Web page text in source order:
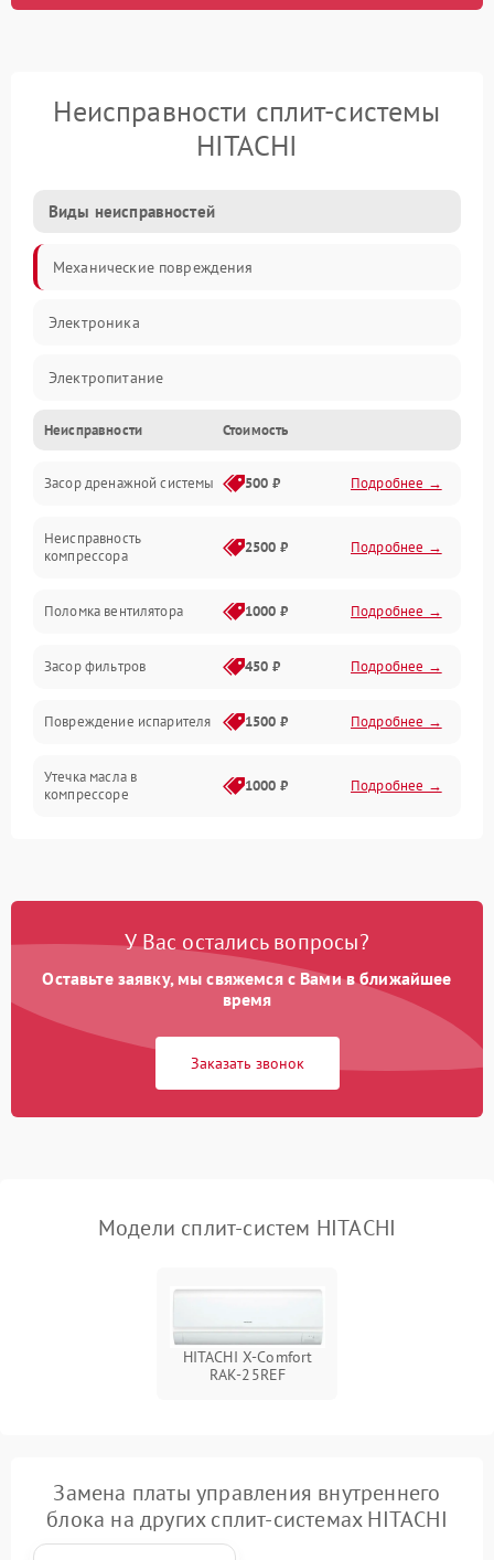
Неисправности сплит-системы
HITACHI
Виды неисправностей
Механические повреждения
Электроника
Электропитание
Вентиляция
Холод
Обогрев
Неисправности Стоимость
Засор дренажной системы 500 ₽ Подробнее →
Неисправность
компрессора
2500 ₽ Подробнее →
Поломка вентилятора 1000 ₽ Подробнее →
Засор фильтров 450 ₽ Подробнее →
Повреждение испарителя 1500 ₽ Подробнее →
Утечка масла в
компрессоре
1000 ₽ Подробнее →
четырехходового клапана
Подробнее →
вентилятора
750 ₽ Подробнее →
У Вас остались вопросы?
Оставьте заявку, мы свяжемся с Вами в ближайшее
время
Заказать звонок
Модели сплит-систем HITACHI
HITACHI X-Comfort
RAK-25REF
Замена платы управления внутреннего
блока на других сплит-системах HITACHI